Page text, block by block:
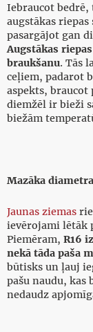
Iebraucot bedrē,
augstākas
pasargājot gan
Augstākas
braukšanu. Tās
ceļiem, padarot
aspekts, braucot
diemžēl ir bieži
biežām
Mazāka
Jaunas ziemas
ievērojami lētāk
Piemēram, R16
nekā tāda paša
būtisks un ļauj
pašu naudu, kas
nedaudz